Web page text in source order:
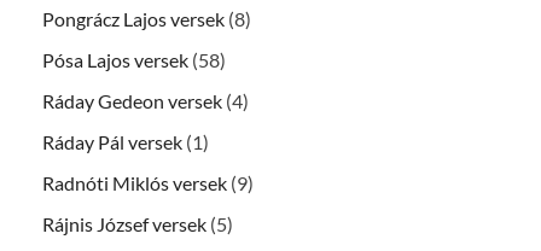
Pongrácz Lajos versek (8)
Pósa Lajos versek (58)
Ráday Gedeon versek (4)
Ráday Pál versek (1)
Radnóti Miklós versek (9)
Rájnis József versek (5)